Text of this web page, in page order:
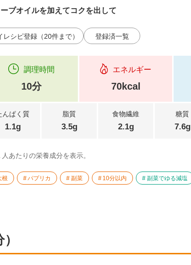
ブオイルを加えてコクを出して
レシピ登録（20件まで） 登録済一覧
調理時間
10分
エネルギー
70kcal
んぱく質
1.1g
脂質
3.5g
食物繊維
2.1g
糖質
7.6g
人あたりの栄養成分を表示。
根 パプリカ 副菜 10分以内 副菜でゆる減塩